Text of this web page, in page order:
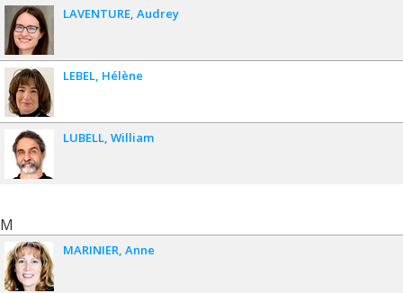
LAVENTURE Audrey
LEBEL Hélène
LUBELL William
M
MARINIER Anne